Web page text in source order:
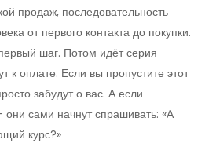
продаж, последовательность
от первого контакта до покупки.
шаг. Потом идёт серия
к оплате. Если вы пропустите этот
забудут о вас. А если
сами начнут спрашивать: «А
курс?»